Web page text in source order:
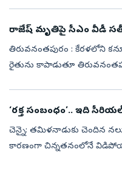
రాజేష్‌ మృతిపై సీఎం వీడీ
తిరువనంతపురం : కేరళలోని
రైతును కాపాడుతూ
‘రక్త సంబంధం’.. ఇది
చెన్నై: తమిళనాడుకు చెందిన
కారణంగా చిన్నతనంలోనే